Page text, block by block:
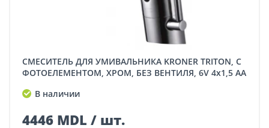
СМЕСИТЕЛЬ ДЛЯ УМИВАЛЬНИКА KRONER TRITON, С
ФОТОЕЛЕМЕНТОМ, ХРОМ, БЕЗ ВЕНТИЛЯ, 6V 4х1,5 AA
В наличии
4446 MDL / шт.